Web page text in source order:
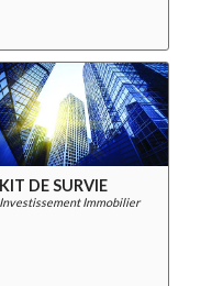
KIT DE SURVIE
Investissement Immobilier